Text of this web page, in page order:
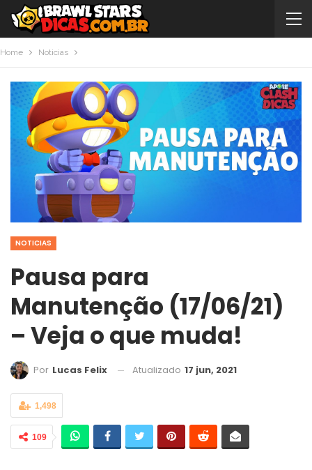
Home Noticias
NOTICIAS
Pausa para
Manutenção (17/06/21)
– Veja o que muda!
Por Lucas Felix Atualizado 17 jun, 2021
1,498
109